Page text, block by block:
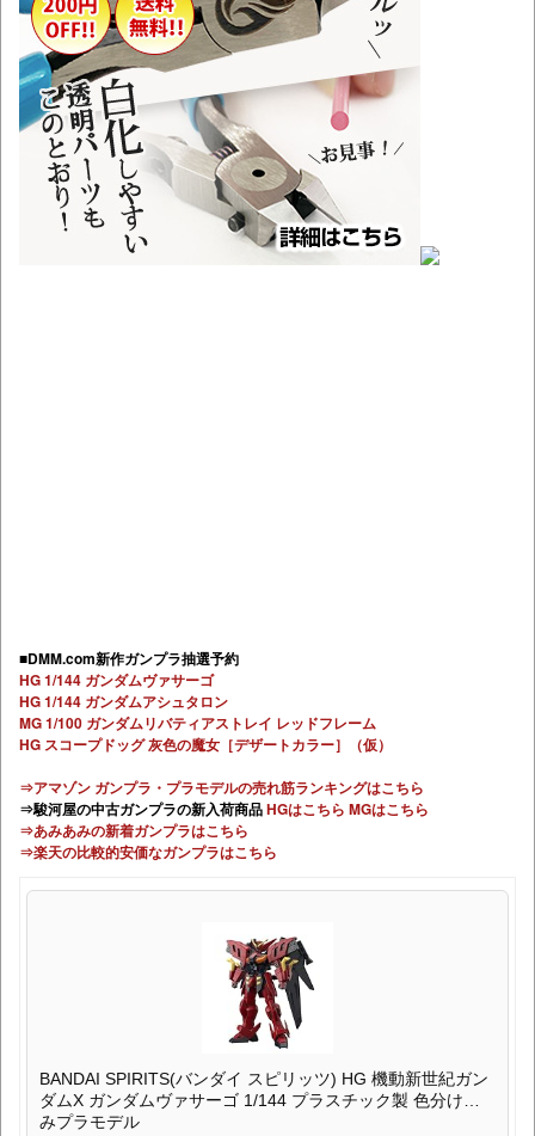
■DMM.com新作ガンプラ抽選予約
HG 1/144 ガンダムヴァサーゴ
HG 1/144 ガンダムアシュタロン
MG 1/100 ガンダムリバティアストレイ レッドフレーム
HG スコープドッグ 灰色の魔女［デザートカラー］（仮）
⇒アマゾン ガンプラ・プラモデルの売れ筋ランキングはこちら
⇒駿河屋の中古ガンプラの新入荷商品HGはこちら MGはこちら
⇒あみあみの新着ガンプラはこちら
⇒楽天の比較的安価なガンプラはこちら
BANDAI SPIRITS(バンダイ スピリッツ) HG 機動新世紀ガン
ダムX ガンダムヴァサーゴ 1/144 プラスチック製 色分け済
みプラモデル